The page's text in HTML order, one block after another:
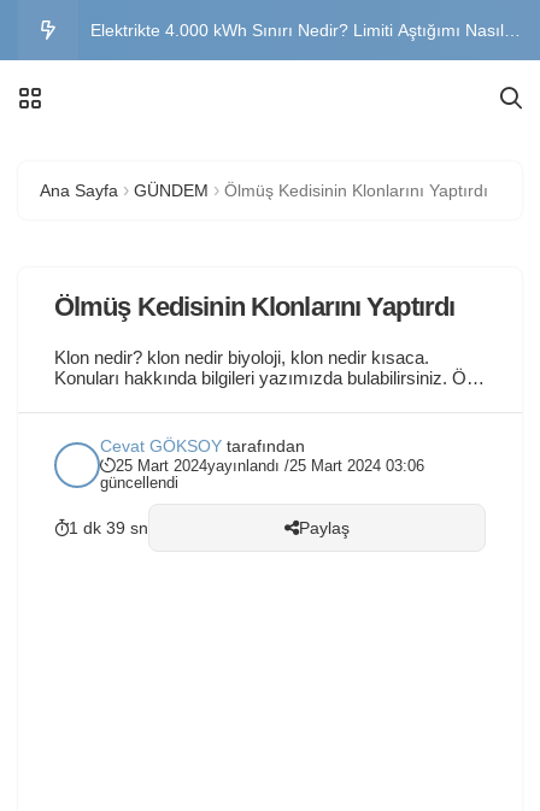
Elektrikte 4.000 kWh Sınırı Nedir? Limiti Aştığımı Nasıl
Son Kaynak Tedarik Tarifesi Nedir? 2026 SKTT Sınırı ve
Ana Sayfa GÜNDEM Ölmüş Kedisinin Klonlarını Yaptırdı
Ölmüş Kedisinin Klonlarını Yaptırdı
Klon nedir? klon nedir biyoloji, klon nedir kısaca.
Konuları hakkında bilgileri yazımızda bulabilirsiniz. Ölü
Klonlamasının Yankıları Kanadalı bir kadın, ölmüş
kedisinin DNA’sını kullanarak Teksas’taki bir
biyoteknoloji şirketinden klonlarını yaptırdı. Bu olay,
genetik kopyalama teknolojisinin evcil hayvan sahipleri
arasında yarattığı ilgiyi ve etik tartışmaları yeniden...
Cevat GÖKSOY tarafından
25 Mart 2024yayınlandı /25 Mart 2024 03:06
güncellendi
1 dk 39 sn Paylaş